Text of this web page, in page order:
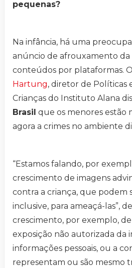
pequenas?
Na infância, há uma
anúncio de afrouxamento da
conteúdos por plataformas. O
Hartung, diretor de Políticas
Crianças do Instituto Alana
Brasil que os menores estão
agora a crimes no ambiente
“Estamos falando, por
crescimento de imagens
contra a criança, que podem
inclusive, para ameaçá-las”,
crescimento, por exemplo, de
exposição não autorizada da
informações pessoais, ou a
representam ou são mesmo